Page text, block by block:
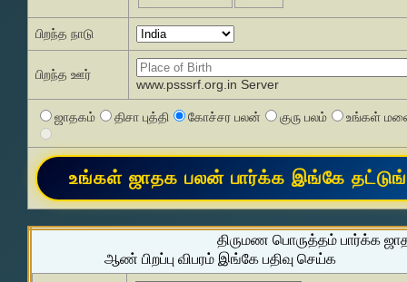
பிறந்த நாடு
பிறந்த ஊர்
www.psssrf.org.in Server
ஜாதகம் திசா புத்தி கோச்சர பலன் குரு பலம் உங்கள்
திருமண பொருத்தம் பார்க்க
ஆண் பிறப்பு விபரம் இங்கே பதிவு செய்க